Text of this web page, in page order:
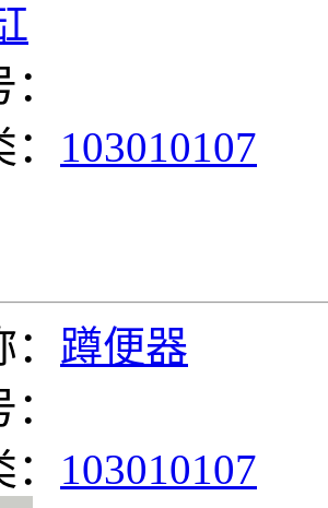
103010107
蹲便器
103010107